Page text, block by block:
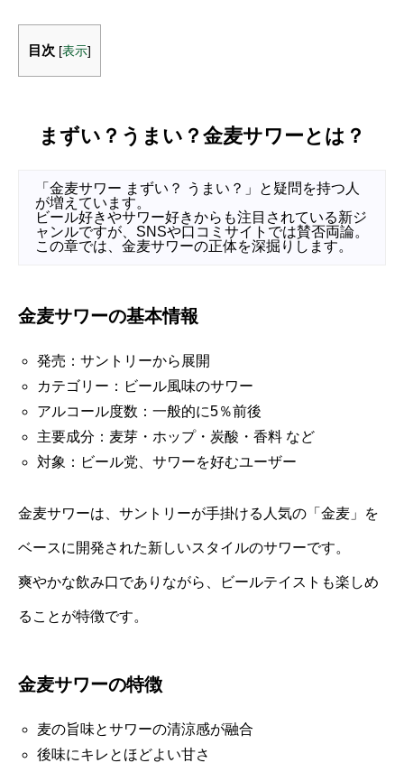
目次 [表示]
まずい？うまい？金麦サワーとは？
「金麦サワー まずい？ うまい？」と疑問を持つ人
が増えています。
ビール好きやサワー好きからも注目されている新ジ
ャンルですが、SNSや口コミサイトでは賛否両論。
この章では、金麦サワーの正体を深掘りします。
金麦サワーの基本情報
発売：サントリーから展開
カテゴリー：ビール風味のサワー
アルコール度数：一般的に5％前後
主要成分：麦芽・ホップ・炭酸・香料 など
対象：ビール党、サワーを好むユーザー
金麦サワーは、サントリーが手掛ける人気の「金麦」を
ベースに開発された新しいスタイルのサワーです。
爽やかな飲み口でありながら、ビールテイストも楽しめ
ることが特徴です。
金麦サワーの特徴
麦の旨味とサワーの清涼感が融合
後味にキレとほどよい甘さ